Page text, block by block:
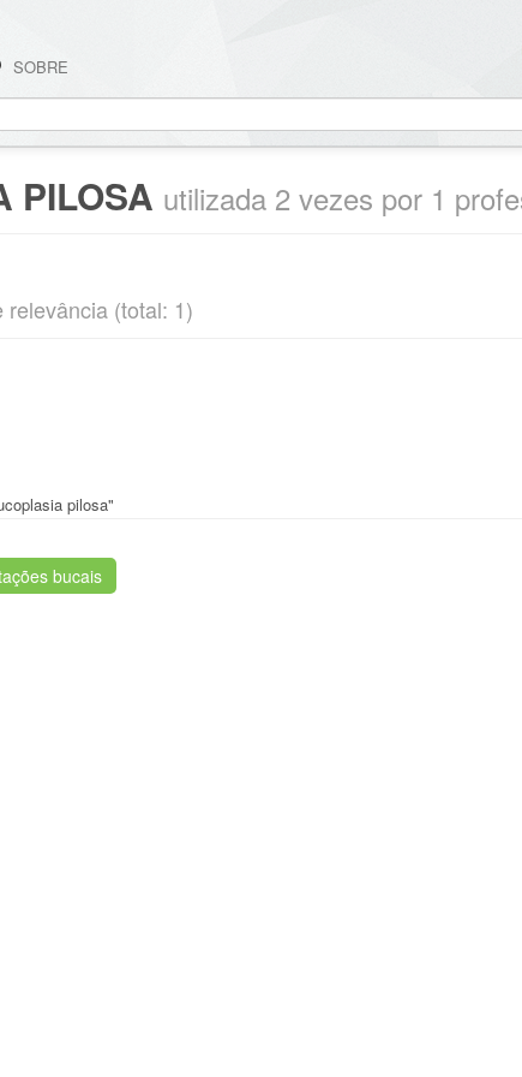
SOBRE
PILOSA utilizada 2 vezes por 1
relevância (total: 1)
pilosa"
bucais